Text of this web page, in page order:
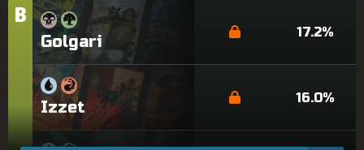
テ
B
Golgari 17.2%
Izzet 16.0%